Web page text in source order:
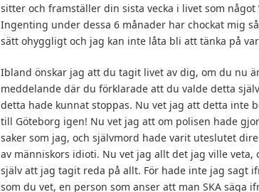
sitter och framställer din sista vecka i livet som något
Ingenting under dessa 6 månader har chockat mig
sätt ohyggligt och jag kan inte låta bli att tänka på
Ibland önskar jag att du tagit livet av dig, om du nu
meddelande där du förklarade att du valde detta
detta hade kunnat stoppas. Nu vet jag att detta inte
till Göteborg igen! Nu vet jag att om polisen hade
saker som jag, och självmord hade varit uteslutet
av människors idioti. Nu vet jag allt det jag ville
själv att jag tagit reda på allt. För hade inte jag sagt
som du vet, en person som anser att man SKA